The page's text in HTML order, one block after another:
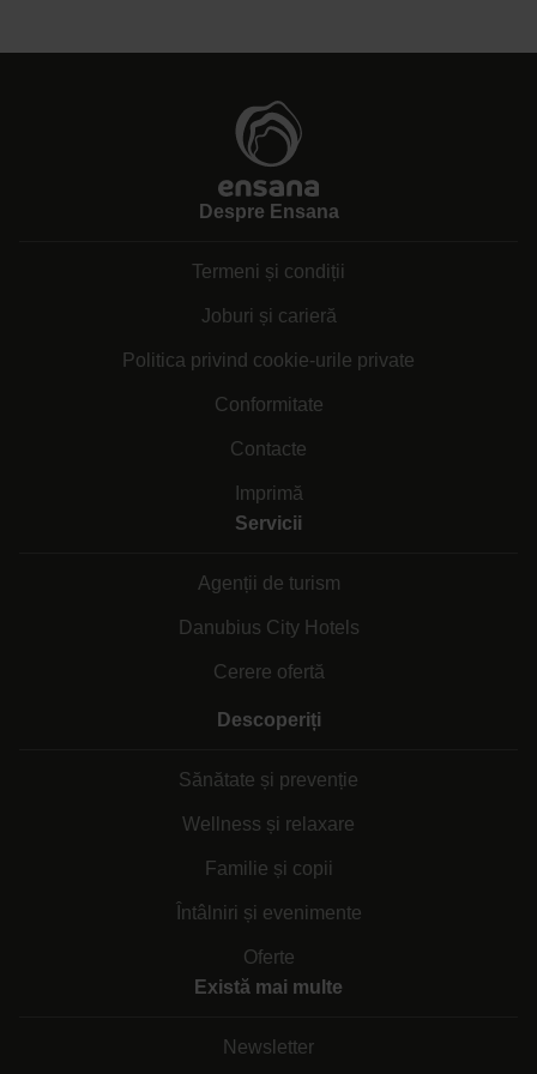
Despre Ensana
Termeni și condiții
Joburi și carieră
Politica privind cookie-urile private
Conformitate
Contacte
Imprimă
Servicii
Agenții de turism
Danubius City Hotels
Cerere ofertă
Descoperiți
Sănătate și prevenție
Wellness și relaxare
Familie și copii
Întâlniri și evenimente
Oferte
Există mai multe
Newsletter